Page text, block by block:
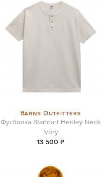
Barns Outfitters
Футболка Standart Henley Neck
Ivory
13 500 ₽